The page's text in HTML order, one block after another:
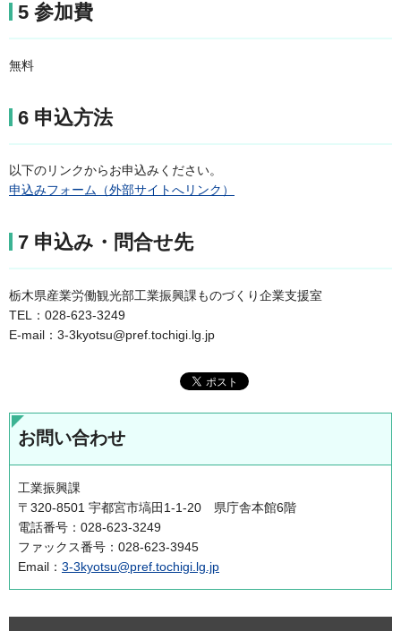
5 参加費
無料
6 申込方法
以下のリンクからお申込みください。
申込みフォーム（外部サイトへリンク）
7 申込み・問合せ先
栃木県産業労働観光部工業振興課ものづくり企業支援室
TEL：028-623-3249
E-mail：3-3kyotsu@pref.tochigi.lg.jp
お問い合わせ
工業振興課
〒320-8501 宇都宮市塙田1-1-20 県庁舎本館6階
電話番号：028-623-3249
ファックス番号：028-623-3945
Email： 3-3kyotsu@pref.tochigi.lg.jp